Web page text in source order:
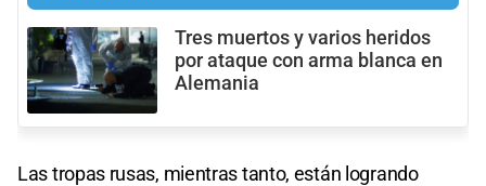
Tres muertos y varios heridos
por ataque con arma blanca en
Alemania
Las tropas rusas, mientras tanto, están logrando